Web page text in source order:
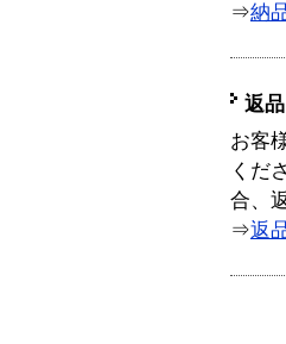
⇒納
返
お客
くだ
合、
⇒返